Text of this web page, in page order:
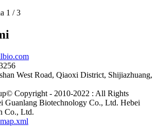
1 / 3
West Road, Qiaoxi District, Shijiazhuang,
Copyright - 2010-2022 : All Rights
Guanlang Biotechnology Co., Ltd. Hebei
Co., Ltd.